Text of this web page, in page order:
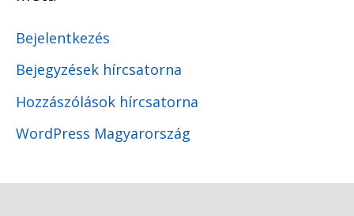
Bejelentkezés
Bejegyzések hírcsatorna
Hozzászólások hírcsatorna
WordPress Magyarország